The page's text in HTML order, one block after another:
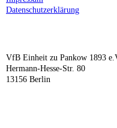
Datenschutzerklärung
VfB Einheit zu Pankow 1893
Hermann-Hesse-Str. 80
13156 Berlin